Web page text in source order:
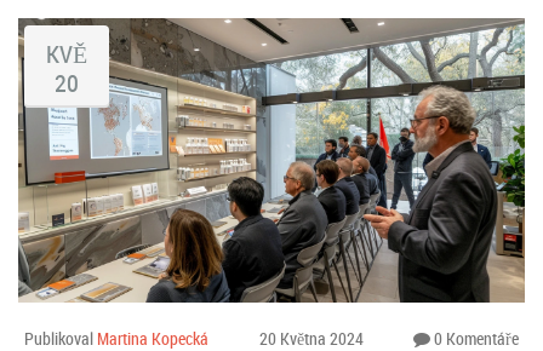
KVĚ
20
Publikoval Martina Kopecká 20 Května 2024 0 Komentáře